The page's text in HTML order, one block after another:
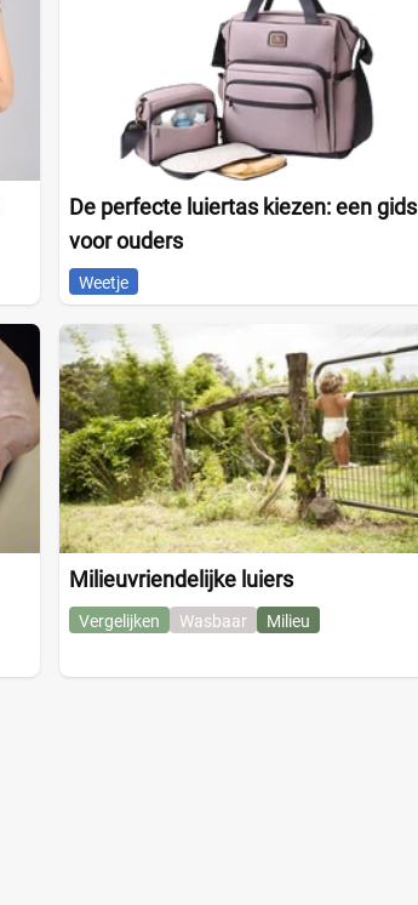
De perfecte luiertas kiezen: een gids
voor ouders
Weetje
Milieuvriendelijke luiers
Vergelijken Wasbaar Milieu